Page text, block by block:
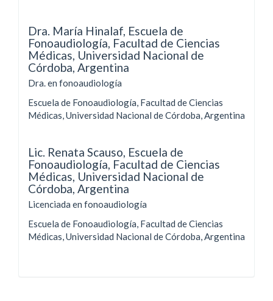
Dra. María Hinalaf, Escuela de
Fonoaudiología, Facultad de Ciencias
Médicas, Universidad Nacional de
Córdoba, Argentina
Dra. en fonoaudiología
Escuela de Fonoaudiología, Facultad de Ciencias
Médicas, Universidad Nacional de Córdoba, Argentina
Lic. Renata Scauso, Escuela de
Fonoaudiología, Facultad de Ciencias
Médicas, Universidad Nacional de
Córdoba, Argentina
Licenciada en fonoaudiología
Escuela de Fonoaudiología, Facultad de Ciencias
Médicas, Universidad Nacional de Córdoba, Argentina